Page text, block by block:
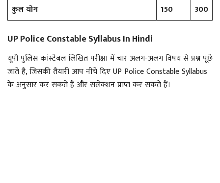
कुल योग 150 300
UP Police Constable Syllabus In Hindi
यूपी पुलिस कांस्टेबल लिखित परीक्षा में चार अलग-अलग विषय से प्रश्न पूछे
जाते है, जिसकी तैयारी आप नीचे दिए UP Police Constable Syllabus
के अनुसार कर सकते हैं और सलेक्शन प्राप्त कर सकते हैं।